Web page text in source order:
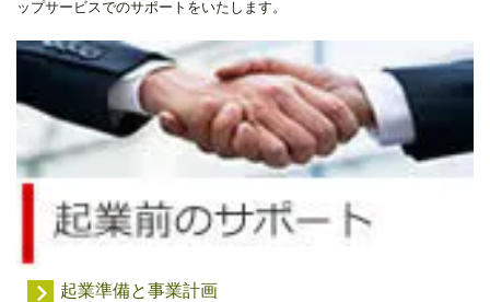
ップサービスでのサポートをいたします。
起業準備と事業計画